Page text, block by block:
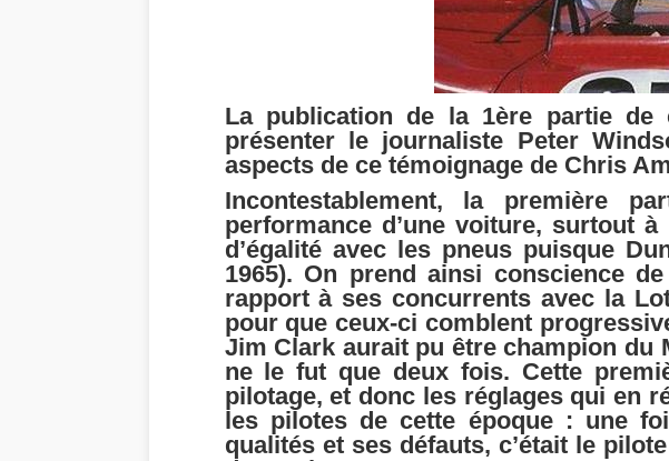
La publication de la 1ère partie de
présenter le journaliste Peter
aspects de ce témoignage de Chris
Incontestablement, la première
performance d’une voiture, surtout
d’égalité avec les pneus puisque
1965). On prend ainsi conscience
rapport à ses concurrents avec la
pour que ceux-ci comblent
Jim Clark aurait pu être champion du
ne le fut que deux fois. Cette
pilotage, et donc les réglages qui en
les pilotes de cette époque : une
qualités et ses défauts, c’était le